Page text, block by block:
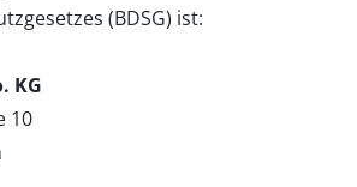
(BDSG) ist:
KG
10